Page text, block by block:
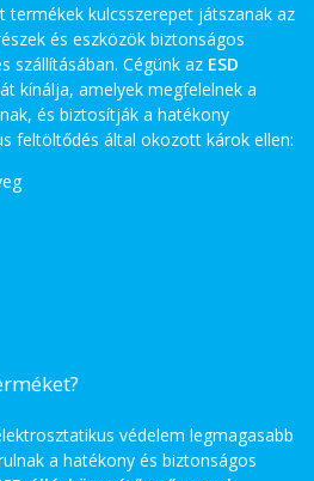
termékek kulcsszerepet játszanak az
és eszközök biztonságos
szállításában. Cégünk az ESD
kínálja, amelyek megfelelnek a
és biztosítják a hatékony
feltöltődés által okozott károk ellen:
védelem legmagasabb
a hatékony és biztonságos